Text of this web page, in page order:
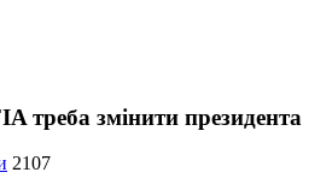
треба змінити президента
2107